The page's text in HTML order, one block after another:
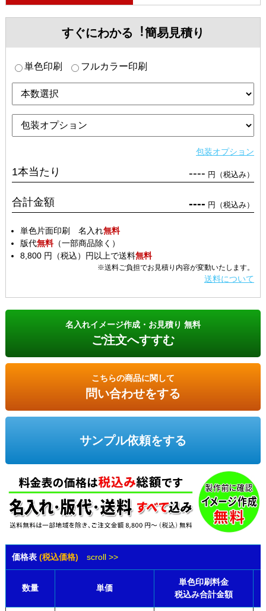
すぐにわかる︕簡易見積り
単色印刷 フルカラー印刷
包装オプション
1本当たり ---- 円（税込み）
合計金額 ---- 円（税込み）
単色片面印刷 名入れ無料
版代無料（一部商品除く）
8,800 円（税込）円以上で送料無料
※送料ご負担でお見積り内容が変動いたします。
送料について
名入れイメージ作成・お見積り 無料
ご注文へすすむ
こちらの商品に関して
問い合わせをする
サンプル依頼をする
価格表 (税込価格) scroll >>
数量 単価
単色印刷料金
税込み合計金額